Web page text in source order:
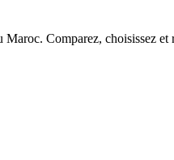
Comparez, choisissez